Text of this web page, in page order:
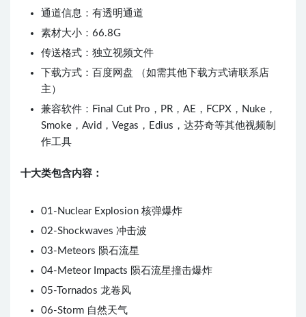
通道信息：有透明通道
素材大小：66.8G
传送格式：独立视频文件
下载方式：百度网盘 （如需其他下载方式请联系店
主）
兼容软件：Final Cut Pro，PR，AE，FCPX，Nuke，
Smoke，Avid，Vegas，Edius，达芬奇等其他视频制
作工具
十大类包含内容：
01-Nuclear Explosion 核弹爆炸
02-Shockwaves 冲击波
03-Meteors 陨石流星
04-Meteor Impacts 陨石流星撞击爆炸
05-Tornados 龙卷风
06-Storm 自然天气